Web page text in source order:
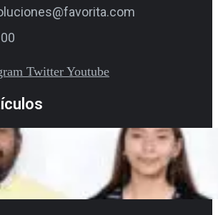
Twitter Youtube